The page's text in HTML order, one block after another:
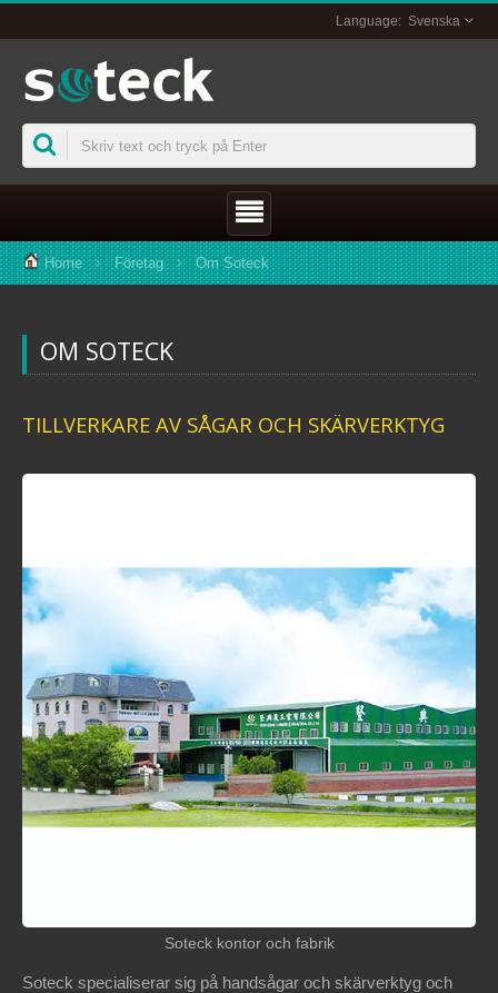
Svenska
Home Företag Om Soteck
OM SOTECK
TILLVERKARE AV SÅGAR OCH SKÄRVERKTYG
Soteck kontor och fabrik
Soteck specialiserar sig på handsågar och skärverktyg och